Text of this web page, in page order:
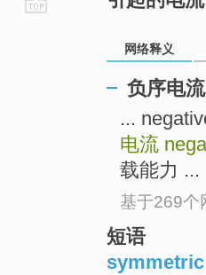
网络释义
负序电流
...
电流
载能力 ...
基于269个
短语